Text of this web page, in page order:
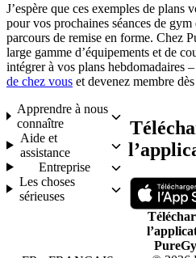
J’espère que ces exemples de plans
pour vos prochaines séances de
parcours de remise en forme. Chez
large gamme d’équipements et de
intégrer à vos plans hebdomadaires –
de chez vous et devenez membre
Apprendre à nous
connaître
Aide et
assistance
Entreprise
Les choses
sérieuses